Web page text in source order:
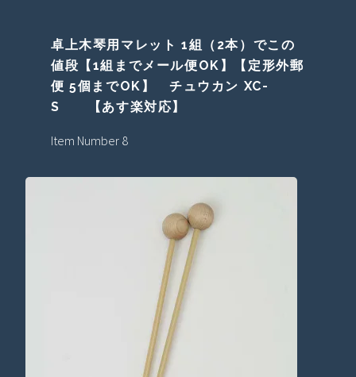
卓上木琴用マレット 1組（2本）でこの
値段【1組までメール便OK】【定形外郵
便 5個までOK】 チュウカン XC-
S 【あす楽対応】
Item Number 8